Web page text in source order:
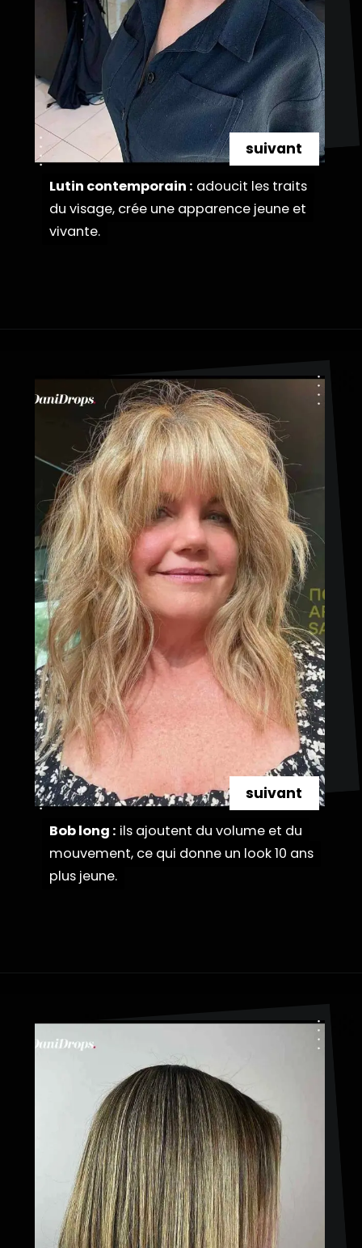
Lutin contemporain : adoucit les traits
du visage, crée une apparence jeune et
vivante.
Lutin contemporain : adoucit les traits
du visage, crée une apparence jeune et
vivante.
suivant
Bob long : ils ajoutent du volume et du
mouvement, ce qui donne un look 10 ans
plus jeune.
Bob long : ils ajoutent du volume et du
mouvement, ce qui donne un look 10 ans
plus jeune.
suivant